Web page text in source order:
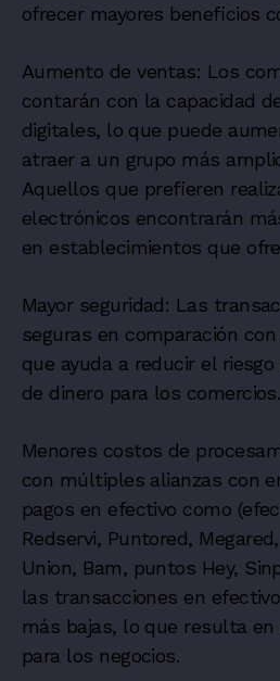
ofrecer mayores beneficios
Aumento de ventas: Los
contarán con la capacidad
digitales, lo que puede
atraer a un grupo más
Aquellos que prefieren
electrónicos encontrarán
en establecimientos que
Mayor seguridad: Las
seguras en comparación
que ayuda a reducir el
de dinero para los comercios.
Menores costos de
con múltiples alianzas con
pagos en efectivo como
Redservi, Puntored,
Union, Bam, puntos Hey,
las transacciones en
más bajas, lo que resulta
para los negocios.